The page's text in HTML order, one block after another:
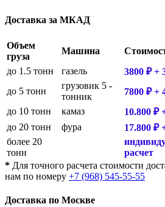
Доставка за МКАД
Объем
груза
Машина
до 1.5 тонн
газель 3800 ₽ +
до 5 тонн
грузовик 5 -
тонник
7800 ₽ +
до 10 тонн
камаз 10.800 ₽
до 20 тонн
фура 17.800 ₽
более 20
тонн
расчет
* Для точного расчета стоимости
нам по номеру +7 (968) 545-55-55
Доставка по Москве